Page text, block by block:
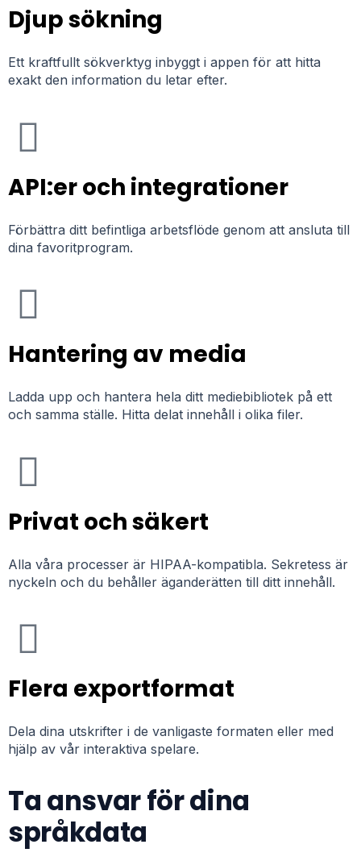
Djup sökning
Ett kraftfullt sökverktyg inbyggt i appen för att hitta
exakt den information du letar efter.
API:er och integrationer
Förbättra ditt befintliga arbetsflöde genom att ansluta till
dina favoritprogram.
Hantering av media
Ladda upp och hantera hela ditt mediebibliotek på ett
och samma ställe. Hitta delat innehåll i olika filer.
Privat och säkert
Alla våra processer är HIPAA-kompatibla. Sekretess är
nyckeln och du behåller äganderätten till ditt innehåll.
Flera exportformat
Dela dina utskrifter i de vanligaste formaten eller med
hjälp av vår interaktiva spelare.
Ta ansvar för dina
språkdata